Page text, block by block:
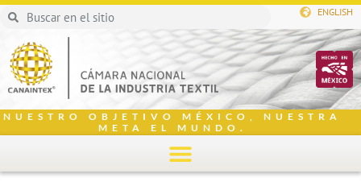
ENGLISH
NUESTRO OBJETIVO MÉXICO, NUESTRA
META EL MUNDO.